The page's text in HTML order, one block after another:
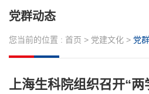
党群动态
您当前的位置 : 首页 > 党建文化 > 党
上海生科院组织召开“